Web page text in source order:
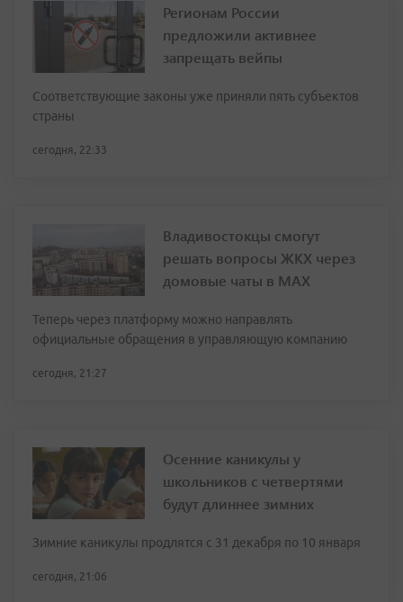
Регионам России
предложили активнее
запрещать вейпы
Соответствующие законы уже приняли пять субъектов
страны
сегодня, 22:33
Владивостокцы смогут
решать вопросы ЖКХ через
домовые чаты в МАХ
Теперь через платформу можно направлять
официальные обращения в управляющую компанию
сегодня, 21:27
Осенние каникулы у
школьников с четвертями
будут длиннее зимних
Зимние каникулы продлятся с 31 декабря по 10 января
сегодня, 21:06